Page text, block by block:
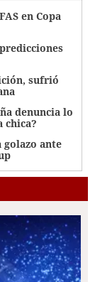
en Copa
sufrió
denuncia lo
chica?
golazo ante